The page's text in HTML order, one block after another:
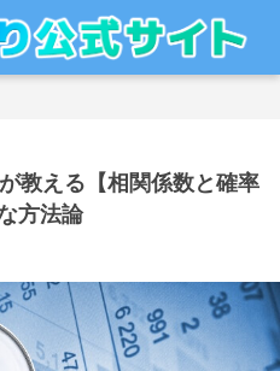
教える【相関係数と確率
方法論